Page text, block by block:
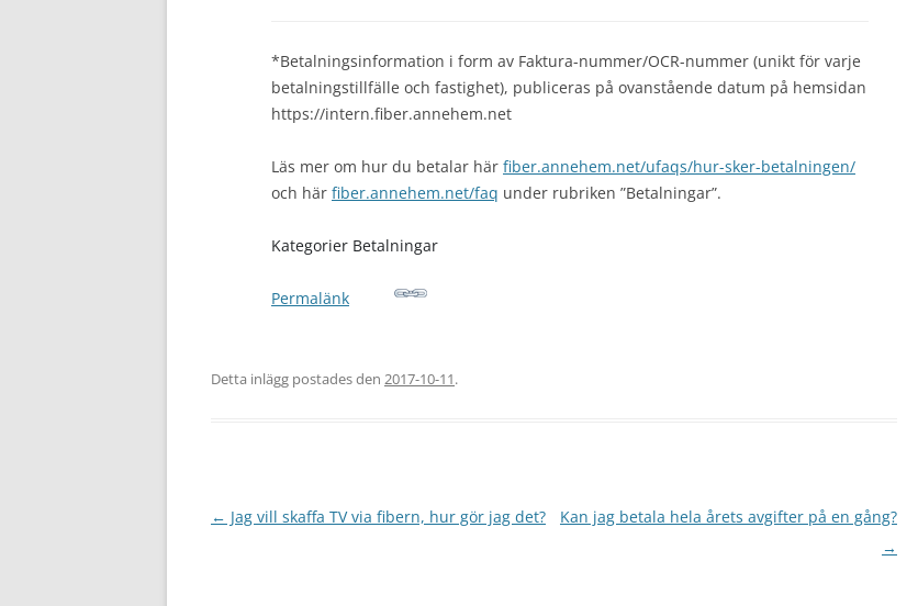
*Betalningsinformation i form av Faktura-nummer/OCR-nummer (unikt för varje
betalningstillfälle och fastighet), publiceras på ovanstående datum på hemsidan
https://intern.fiber.annehem.net
Läs mer om hur du betalar här fiber.annehem.net/ufaqs/hur-sker-betalningen/
och här fiber.annehem.net/faq under rubriken ”Betalningar”.
Kategorier Betalningar
Permalänk
Detta inlägg postades den 2017-10-11.
Inläggsnavigering
← Jag vill skaffa TV via fibern, hur gör jag det?
Kan jag betala hela årets avgifter på en gång?
→